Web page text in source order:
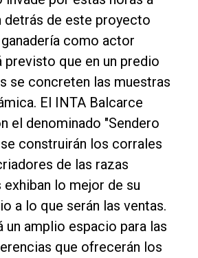
detrás de este proyecto
como actor
previsto que en un predio
se concreten las muestras
El INTA Balcarce
el denominado "Sendero
construirán los corrales
de las razas
lo mejor de su
a lo que serán las ventas.
un amplio espacio para las
que ofrecerán los